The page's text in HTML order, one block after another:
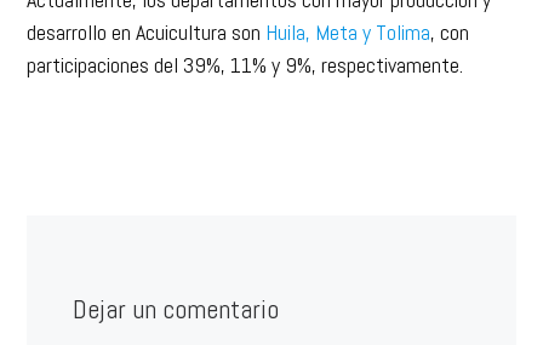
desarrollo en Acuicultura son Huila, Meta y Tolima, con
participaciones del 39%, 11% y 9%, respectivamente.
Dejar un comentario